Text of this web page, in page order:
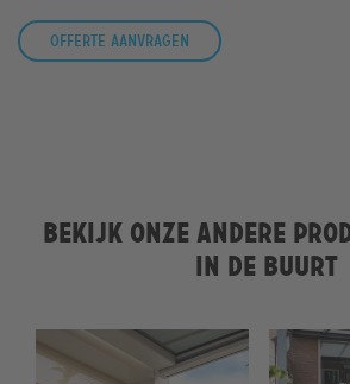
Offerte aanvragen
Bekijk onze andere
in de buurt